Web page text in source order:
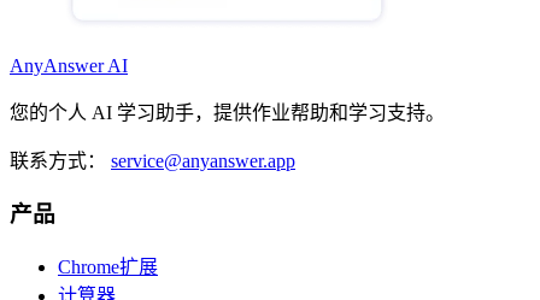
AnyAnswer AI
您的个人 AI 学习助手，提供作业帮助和学习支持。
联系方式： service@anyanswer.app
产品
Chrome扩展
计算器